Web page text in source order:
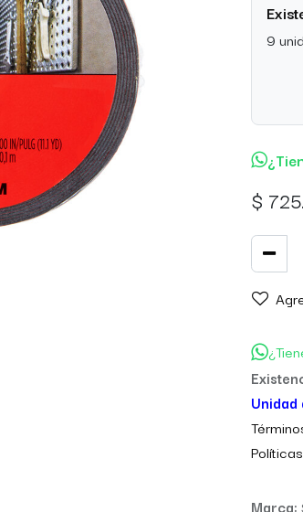
9
$
Unidad
Térm
Marca: